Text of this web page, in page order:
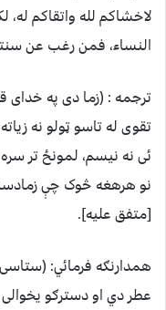
لاخشاکم لله واتقاکم له،
النساء، فمن رغب عن
ترجمه : (زما دی په
تقوی له تاسو ټولو نه
ئی نه نیسم، لمونځ تر
نو هرهغه څوک چې
[متفق علیه].
همدارنګه فرمائي:
عطر دي او دسترګو